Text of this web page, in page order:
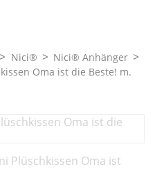
Nici®
Nici® Anhänger
Oma ist die Beste! m.